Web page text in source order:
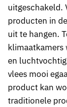
uitgeschakeld.
producten in
uit te hangen.
klimaatkamers
en
vlees mooi
product kan
traditionele